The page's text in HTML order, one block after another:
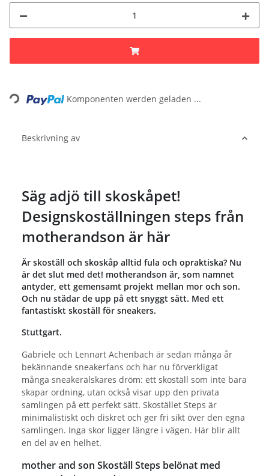
Loading... Komponenten werden geladen ...
Beskrivning av
Säg adjö till skoskåpet!
Designskoställningen steps från
motherandson är här
Är skoställ och skoskåp alltid fula och opraktiska? Nu
är det slut med det! motherandson är, som namnet
antyder, ett gemensamt projekt mellan mor och son.
Och nu städar de upp på ett snyggt sätt. Med ett
fantastiskt skoställ för sneakers.
Stuttgart.
Gabriele och Lennart Achenbach är sedan många år
bekännande sneakerfans och har nu förverkligat
många sneakerälskares dröm: ett skoställ som inte bara
skapar ordning, utan också visar upp den privata
samlingen på ett perfekt sätt. Skostället Steps är
minimalistiskt och diskret och ger fri sikt över den egna
samlingen. Inga skor ligger längre i vägen. Här blir allt
en del av en helhet.
mother and son Skoställ Steps belönat med